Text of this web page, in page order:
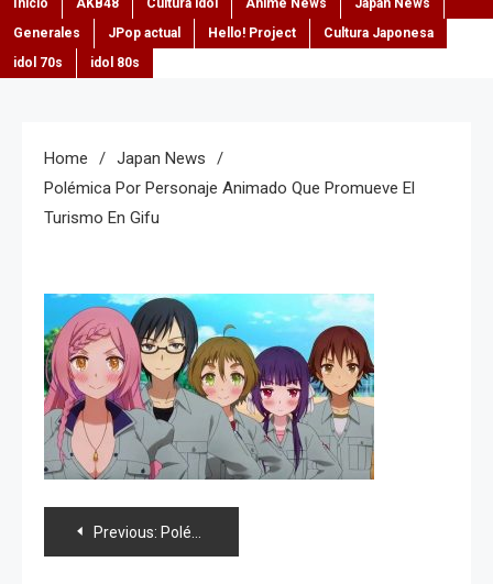
Generales
JPop actual Hello! Project
Cultura Japonesa
idol 70s
idol 80s
Home
Japan News
Polémica Por Personaje Animado Que Promueve El
Turismo En Gifu
Navegación
Previous: Polémica por personaje animado que promueve el turismo en Gifu